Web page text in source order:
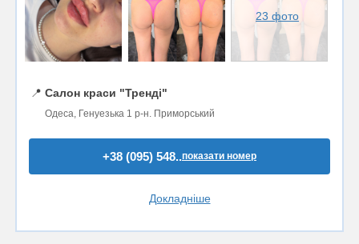
23 фото
📍 Салон краси "Тренді"
Одеса, Генуезька 1 р-н. Приморський
+38 (095) 548..показати номер
Докладніше